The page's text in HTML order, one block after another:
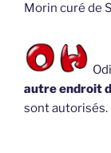
Morin curé de
autre endroit
sont autorisés.